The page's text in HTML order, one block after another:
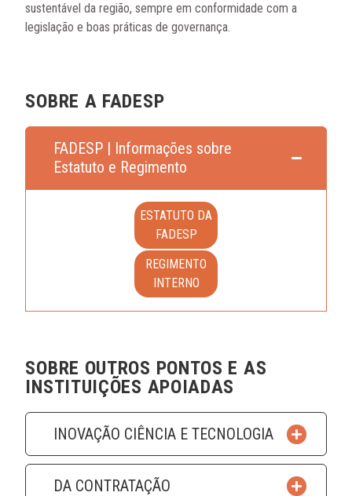
sustentável da região, sempre em conformidade com a
legislação e boas práticas de governança.
SOBRE A FADESP
FADESP | Informações sobre
Estatuto e Regimento
ESTATUTO DA
FADESP
REGIMENTO
INTERNO
SOBRE OUTROS PONTOS E AS
INSTITUIÇÕES APOIADAS
INOVAÇÃO CIÊNCIA E TECNOLOGIA
DA CONTRATAÇÃO